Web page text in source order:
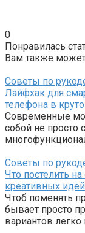
0
Понравилась
Вам также
Советы по
Лайфхак для
телефона в
Современные
собой не просто
Советы по
Что постелить
креативных идей
Чтоб поменять
бывает просто
вариантов легко